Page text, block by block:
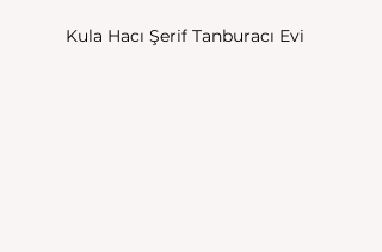
Kula Hacı Şerif Tanburacı Evi